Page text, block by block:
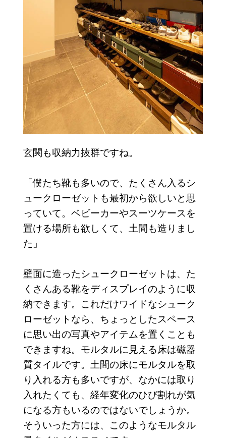
玄関も収納力抜群ですね。
「僕たち靴も多いので、たくさん入るシ
ュークローゼットも最初から欲しいと思
っていて。ベビーカーやスーツケースを
置ける場所も欲しくて、土間も造りまし
た」
壁面に造ったシュークローゼットは、た
くさんある靴をディスプレイのように収
納できます。これだけワイドなシューク
ローゼットなら、ちょっとしたスペース
に思い出の写真やアイテムを置くことも
できますね。モルタルに見える床は磁器
質タイルです。土間の床にモルタルを取
り入れる方も多いですが、なかには取り
入れたくても、経年変化のひび割れが気
になる方もいるのではないでしょうか。
そういった方には、このようなモルタル